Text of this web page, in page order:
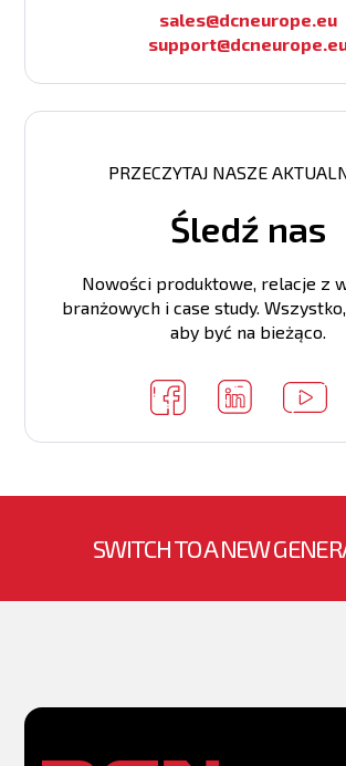
Number of Vlan Interfaces (IP)
CPU clock
Number of Base-X (Optical)
100 ; 1000; 2500
100/1000/2500 Base-T (RJ45)
Console port - RS-232 (RJ45)
Management Port OOB
Management
MIB
sales@dcneurope.eu
PRZECZYTAJ NASZE
Śledź nas
Nowości produktowe, relacje z
branżowych i case study.
aby być na bieżąco.
SWITCH TO A NEW